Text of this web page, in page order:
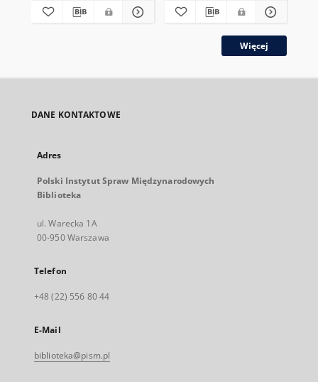
Więcej
DANE KONTAKTOWE
Adres
Polski Instytut Spraw Międzynarodowych
Biblioteka
ul. Warecka 1A
00-950 Warszawa
Telefon
+48 (22) 556 80 44
E-Mail
biblioteka@pism.pl